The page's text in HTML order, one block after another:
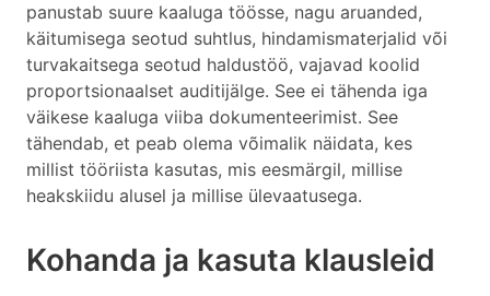
panustab suure kaaluga töösse, nagu aruanded,
käitumisega seotud suhtlus, hindamismaterjalid või
turvakaitsega seotud haldustöö, vajavad koolid
proportsionaalset auditijälge. See ei tähenda iga
väikese kaaluga viiba dokumenteerimist. See
tähendab, et peab olema võimalik näidata, kes
millist tööriista kasutas, mis eesmärgil, millise
heakskiidu alusel ja millise ülevaatusega.
Kohanda ja kasuta klausleid